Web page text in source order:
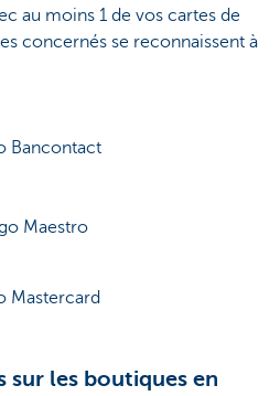
au moins 1 de vos cartes de
concernés se reconnaissent à
Bancontact
Maestro
Mastercard
sur les boutiques en